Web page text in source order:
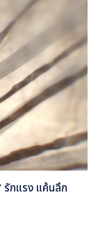
รักแรง แค้นลึก